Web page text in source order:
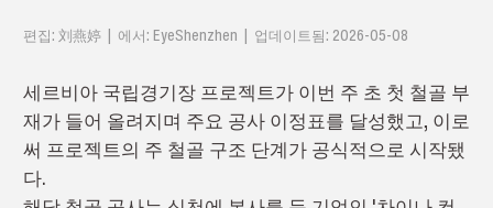
편집: 刘燕婷 | 에서: EyeShenzhen | 업데이트됨: 2026-05-08
세르비아 국립경기장 프로젝트가 이번 주 초 첫 철골 부
재가 들어 올려지며 주요 공사 이정표를 달성했고, 이로
써 프로젝트의 주 철골 구조 단계가 공식적으로 시작됐
다.